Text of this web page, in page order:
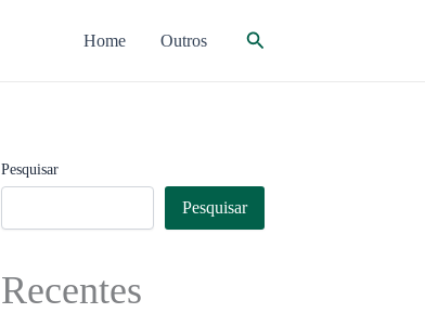
Home Outros Pesquisar
Pesquisar
Pesquisar
Recentes